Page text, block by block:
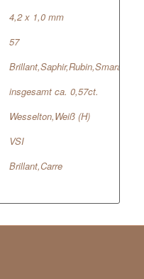
4,2 x 1,0 mm
57
Brillant,Saphir,Rubin,Smaragd
insgesamt ca. 0,57ct.
Wesselton,Weiß (H)
VSI
Brillant,Carre